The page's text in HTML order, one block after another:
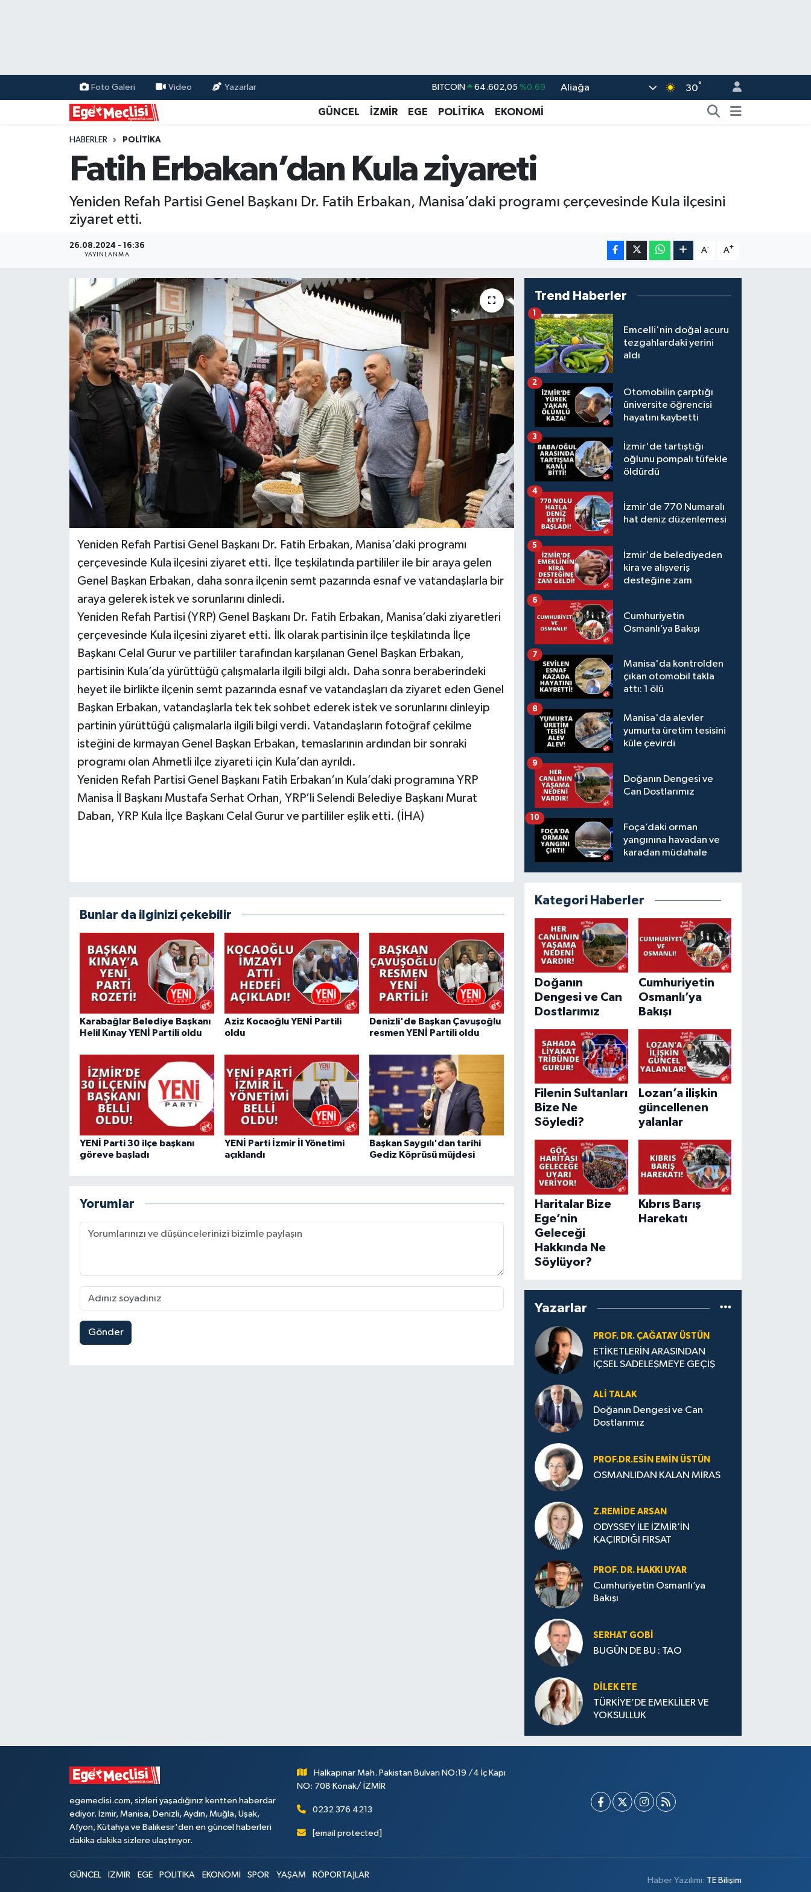
Foto Galeri Video Yazarlar
BITCOIN 64.602,05 %0.69
EURO 55,0700 %0.1
GRAM ALTIN 6513.94 %0.32
BİST100 13.768 %48
Aliağa 30°
GÜNCEL İZMİR EGE POLİTİKA EKONOMİ
HABERLER POLİTİKA
Fatih Erbakan’dan Kula ziyareti
Yeniden Refah Partisi Genel Başkanı Dr. Fatih Erbakan, Manisa’daki programı çerçevesinde Kula ilçesini
ziyaret etti.
26.08.2024 - 16:36
YAYINLANMA
A- A+
Yeniden Refah Partisi Genel Başkanı Dr. Fatih Erbakan, Manisa’daki programı
çerçevesinde Kula ilçesini ziyaret etti. İlçe teşkilatında partililer ile bir araya gelen
Genel Başkan Erbakan, daha sonra ilçenin semt pazarında esnaf ve vatandaşlarla bir
araya gelerek istek ve sorunlarını dinledi.
Yeniden Refah Partisi (YRP) Genel Başkanı Dr. Fatih Erbakan, Manisa’daki ziyaretleri
çerçevesinde Kula ilçesini ziyaret etti. İlk olarak partisinin ilçe teşkilatında İlçe
Başkanı Celal Gurur ve partililer tarafından karşılanan Genel Başkan Erbakan,
partisinin Kula’da yürüttüğü çalışmalarla ilgili bilgi aldı. Daha sonra beraberindeki
heyet ile birlikte ilçenin semt pazarında esnaf ve vatandaşları da ziyaret eden Genel
Başkan Erbakan, vatandaşlarla tek tek sohbet ederek istek ve sorunlarını dinleyip
partinin yürüttüğü çalışmalarla ilgili bilgi verdi. Vatandaşların fotoğraf çekilme
isteğini de kırmayan Genel Başkan Erbakan, temaslarının ardından bir sonraki
programı olan Ahmetli ilçe ziyareti için Kula’dan ayrıldı.
Yeniden Refah Partisi Genel Başkanı Fatih Erbakan’ın Kula’daki programına YRP
Manisa İl Başkanı Mustafa Serhat Orhan, YRP’li Selendi Belediye Başkanı Murat
Daban, YRP Kula İlçe Başkanı Celal Gurur ve partililer eşlik etti. (İHA)
Bunlar da ilginizi çekebilir
Karabağlar Belediye Başkanı
Helil Kınay YENİ Partili oldu
Aziz Kocaoğlu YENİ Partili
oldu
Denizli'de Başkan Çavuşoğlu
resmen YENİ Partili oldu
YENİ Parti 30 ilçe başkanı
göreve başladı
YENİ Parti İzmir İl Yönetimi
açıklandı
Başkan Saygılı'dan tarihi
Gediz Köprüsü müjdesi
Yorumlar
Gönder
Trend Haberler
Emcelli'nin doğal acuru
tezgahlardaki yerini
aldı
1
Otomobilin çarptığı
üniversite öğrencisi
hayatını kaybetti
2
İzmir'de tartıştığı
oğlunu pompalı tüfekle
öldürdü
3
İzmir'de 770 Numaralı
hat deniz düzenlemesi
4
İzmir'de belediyeden
kira ve alışveriş
desteğine zam
5
Cumhuriyetin
Osmanlı’ya Bakışı
6
Manisa'da kontrolden
çıkan otomobil takla
attı: 1 ölü
7
Manisa'da alevler
yumurta üretim tesisini
küle çevirdi
8
Doğanın Dengesi ve
Can Dostlarımız
9
Foça’daki orman
yangınına havadan ve
karadan müdahale
10
Kategori Haberler
Doğanın
Dengesi ve Can
Dostlarımız
Cumhuriyetin
Osmanlı’ya
Bakışı
Filenin Sultanları
Bize Ne
Söyledi?
Lozan’a ilişkin
güncellenen
yalanlar
Haritalar Bize
Ege’nin
Geleceği
Hakkında Ne
Söylüyor?
Kıbrıs Barış
Harekatı
Yazarlar
PROF. DR. ÇAĞATAY ÜSTÜN
ETİKETLERİN ARASINDAN
İÇSEL SADELEŞMEYE GEÇİŞ
ALI TALAK
Doğanın Dengesi ve Can
Dostlarımız
PROF.DR.ESIN EMIN ÜSTÜN
OSMANLIDAN KALAN MİRAS
Z.REMIDE ARSAN
ODYSSEY İLE İZMİR’İN
KAÇIRDIĞI FIRSAT
PROF. DR. HAKKI UYAR
Cumhuriyetin Osmanlı’ya
Bakışı
SERHAT GOBİ
BUGÜN DE BU : TAO
DILEK ETE
TÜRKİYE’DE EMEKLİLER VE
YOKSULLUK
egemeclisi.com, sizleri yaşadığınız kentten haberdar
ediyor. İzmir, Manisa, Denizli, Aydın, Muğla, Uşak,
Afyon, Kütahya ve Balıkesir'den en güncel haberleri
dakika dakika sizlere ulaştırıyor.
Halkapınar Mah. Pakistan Bulvarı NO:19 /4 İç Kapı
NO: 708 Konak/ İZMİR
0232 376 4213
[email protected]
GÜNCEL İZMİR EGE POLİTİKA EKONOMİ SPOR YAŞAM RÖPORTAJLAR
Haber Yazılımı: TE Bilişim
EKONOMİ
GÜNCEL
ÖZEL HABER
POLİTİKA
Programlar